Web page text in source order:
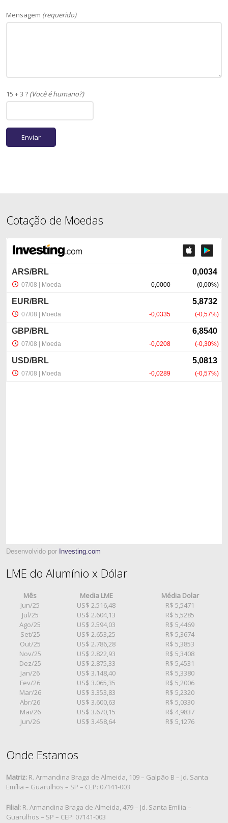
Mensagem (requerido)
15 + 3 ? (Você é humano?)
Cotação de Moedas
Desenvolvido por Investing.com
LME do Alumínio x Dólar
Mês Media LME
Média Dolar
Jun/25
US$ 2.516,48
R$ 5,5471
Jul/25
US$ 2.604,13
R$ 5,5285
Ago/25
US$ 2.594,03
R$ 5,4469
Set/25
US$ 2.653,25
R$ 5,3674
Out/25
US$ 2.786,28
R$ 5,3853
Nov/25
US$ 2.822,93
R$ 5,3408
Dez/25
US$ 2.875,33
R$ 5,4531
Jan/26
US$ 3.148,40
R$ 5,3380
Fev/26
US$ 3.065,35
R$ 5,2006
Mar/26
US$ 3.353,83
R$ 5,2320
Abr/26
US$ 3.600,63
R$ 5,0330
Mai/26
US$ 3.670,15
R$ 4,9837
Jun/26
US$ 3.458,64 R$ 5,1276
Onde Estamos
Matriz: R. Armandina Braga de Almeida, 109 – Galpão B – Jd. Santa
Emília – Guarulhos – SP – CEP: 07141-003
Filial: R. Armandina Braga de Almeida, 479 – Jd. Santa Emília –
Guarulhos – SP – CEP: 07141-003